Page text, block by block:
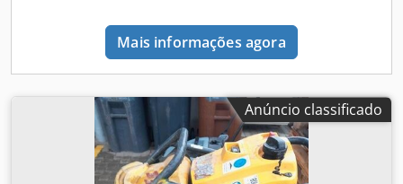
– proteção contra vandalismo – tomada de 12 V –
iluminação de trabalho frontal/traseira – dispositivo de
suspensão de um ponto.
Mais informações agora
Anúncio classificado